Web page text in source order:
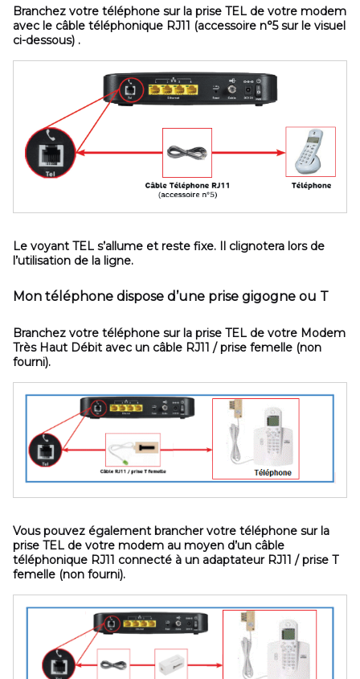
Branchez votre téléphone sur la prise TEL de votre modem
avec le câble téléphonique RJ11 (accessoire n°5 sur le visuel
ci-dessous) .
Le voyant TEL s’allume et reste fixe. Il clignotera lors de
l’utilisation de la ligne.
Mon téléphone dispose d’une prise gigogne ou T
Branchez votre téléphone sur la prise TEL de votre Modem
Très Haut Débit avec un câble RJ11 / prise femelle (non
fourni).
Vous pouvez également brancher votre téléphone sur la
prise TEL de votre modem au moyen d’un câble
téléphonique RJ11 connecté à un adaptateur RJ11 / prise T
femelle (non fourni).